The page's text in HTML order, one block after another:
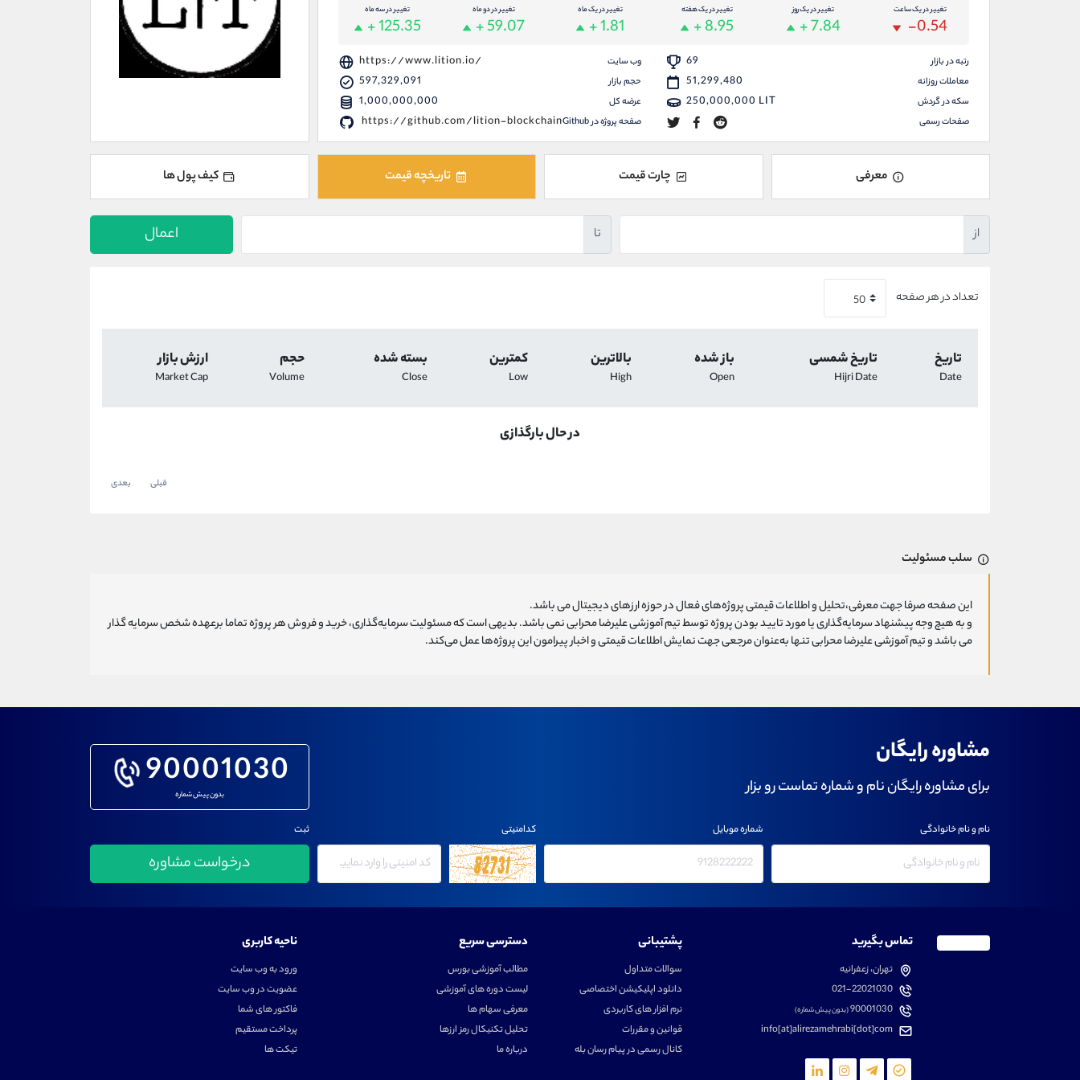
تغییر در یک ساعت
-0.54
تغییر در یک روز
+ 7.84
تغییر در یک هفته
+ 8.95
تغییر در یک ماه
+ 1.81
تغییر در دو ماه
+ 59.07
تغییر در سه ماه
+ 125.35
رتبه در بازار 69 وب سایت https://www.lition.io/
معاملات روزانه 51,299,480 حجم بازار 597,329,091
سکه در گردش 250,000,000 LIT عرضه کل 1,000,000,000
صفحات رسمی صفحه پروژه در Github https://github.com/lition-blockchain
معرفی چارت قیمت تاریخچه قیمت کیف پول ها
از تا اعمال
تعداد در هر صفحه
تاریخ
Date
تاریخ شمسی
Hijri Date
باز شده
Open
بالاترین
High
کمترین
Low
بسته شده
Close
حجم
Volume
ارزش بازار
Market Cap
در حال بارگذازی
قبلی بعدی
سلب مسئولیت
این صفحه صرفا جهت معرفی،تحلیل و اطلاعات قیمتی پروژه‌های فعال در حوزه ارزهای دیجیتال می باشد.
و به هیچ وجه پیشنهاد سرمایه‌گذاری یا مورد تایید بودن پروژه توسط تیم آموزشی علیرضا محرابی نمی باشد. بدیهی است که مسئولیت سرمایه‌گذاری، خرید و فروش هر پروژه تماما برعهده شخص سرمایه گذار
می باشد و تیم آموزشی علیرضا محرابی تنها به‌عنوان مرجعی جهت نمایش اطلاعات قیمتی و اخبار پیرامون این پروژه‌‌ها عمل می‌کند.
مشاوره رایگان
برای مشاوره رایگان نام و شماره تماست رو بزار 90001030
بدون پیش شماره
نام و نام خانوادگی شماره موبایل کدامنیتی ثبت
تماس بگیرید
تهران، زعفرانیه
021-22021030
90001030(بدون پیش شماره)
info[at]alirezamehrabi[dot]com
پشتیبانی
سوالات متداول
دانلود اپلیکیشن اختصاصی
نرم افزار های کاربردی
قوانین و مقررات
کانال رسمی در پیام رسان بله
دسترسی سریع
مطالب آموزشی بورس
لیست دوره های آموزشی
معرفی سهام ها
تحلیل تکنیکال رمز ارزها
درباره ما
ناحیه کاربری
ورود به وب سایت
عضویت در وب سایت
فاکتور های شما
پرداخت مستقیم
تیکت ها